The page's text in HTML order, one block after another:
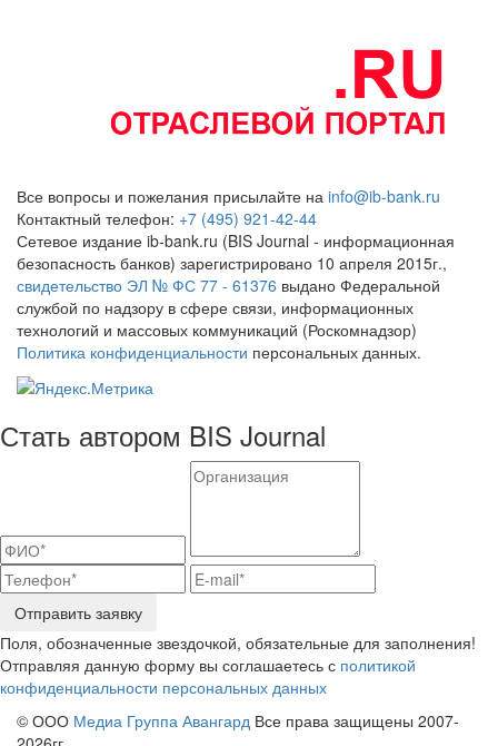
Все вопросы и пожелания присылайте на info@ib-bank.ru
Контактный телефон: +7 (495) 921-42-44
Сетевое издание ib-bank.ru (BIS Journal - информационная
безопасность банков) зарегистрировано 10 апреля 2015г.,
свидетельство ЭЛ № ФС 77 - 61376 выдано Федеральной
службой по надзору в сфере связи, информационных
технологий и массовых коммуникаций (Роскомнадзор)
Политика конфиденциальности персональных данных.
Стать автором BIS Journal
Отправить заявку
Поля, обозначенные звездочкой, обязательные для заполнения!
Отправляя данную форму вы соглашаетесь с политикой
конфиденциальности персональных данных
© ООО Медиа Группа Авангард Все права защищены 2007-